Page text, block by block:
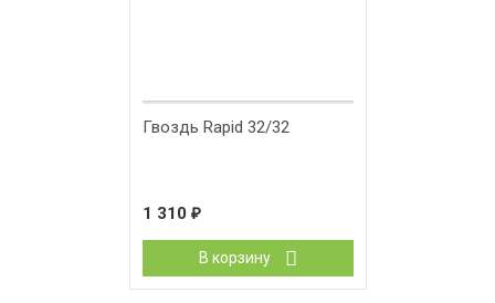
Гвоздь Rapid 32/32
1 310 ₽
В корзину